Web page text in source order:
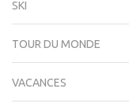
SKI
TOUR DU MONDE
VACANCES